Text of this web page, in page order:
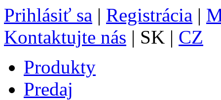
Prihlásiť sa | Registrácia |
Kontaktujte nás | SK | CZ
Produkty
Predaj